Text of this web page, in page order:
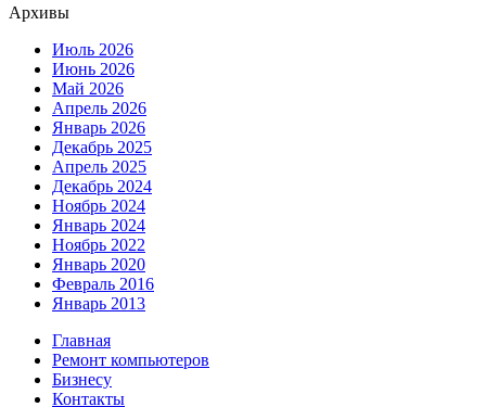
Архивы
Июль 2026
Июнь 2026
Май 2026
Апрель 2026
Январь 2026
Декабрь 2025
Апрель 2025
Декабрь 2024
Ноябрь 2024
Январь 2024
Ноябрь 2022
Январь 2020
Февраль 2016
Январь 2013
Главная
Ремонт компьютеров
Бизнесу
Контакты